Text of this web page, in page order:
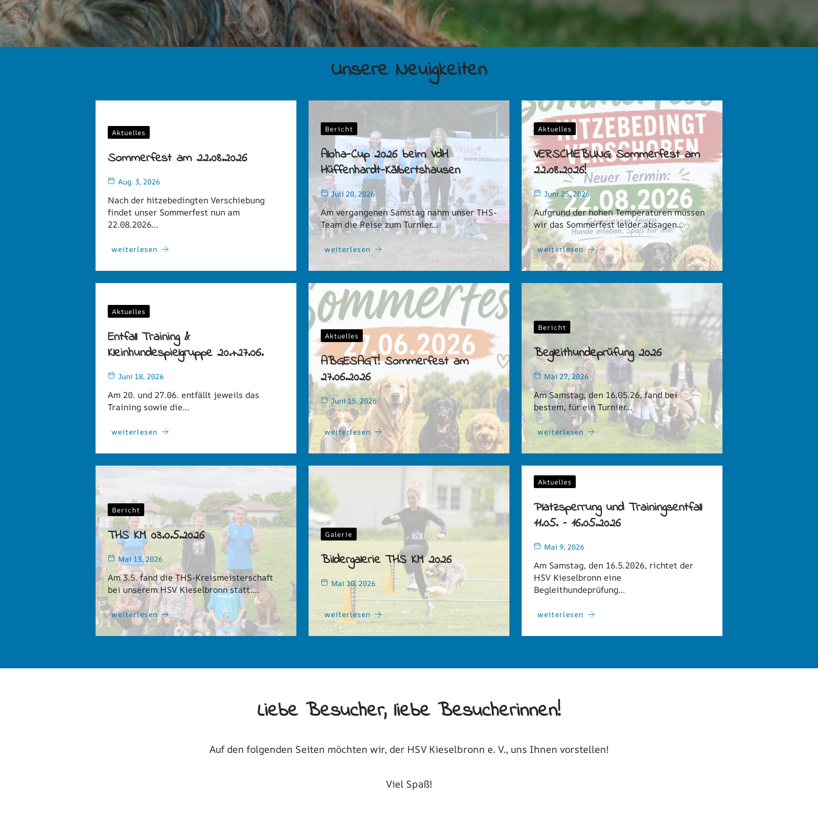
Unsere Neuigkeiten
Aktuelles
Sommerfest am 22.08.2026
Aug. 3, 2026
Nach der hitzebedingten Verschiebung
findet unser Sommerfest nun am
22.08.2026…
weiterlesen
Bericht
Aloha-Cup 2026 beim VdH
Hüffenhardt-Kälbertshausen
Juli 20, 2026
Am vergangenen Samstag nahm unser THS-
Team die Reise zum Turnier…
weiterlesen
Aktuelles
VERSCHIEBUNG: Sommerfest am
22.08.2026!
Juni 25, 2026
Aufgrund der hohen Temperaturen müssen
wir das Sommerfest leider absagen…
weiterlesen
Aktuelles
Entfall Training &
Kleinhundespielgruppe 20.+27.06.
Juni 18, 2026
Am 20. und 27.06. entfällt jeweils das
Training sowie die…
weiterlesen
Aktuelles
ABGESAGT! Sommerfest am
27.06.2026
Juni 15, 2026
weiterlesen
Bericht
Begleithundeprüfung 2026
Mai 27, 2026
Am Samstag, den 16.05.26, fand bei
bestem, für ein Turnier…
weiterlesen
Bericht
THS KM 03.0.5.2026
Mai 13, 2026
Am 3.5. fand die THS-Kreismeisterschaft
bei unserem HSV Kieselbronn statt.…
weiterlesen
Galerie
Bildergalerie THS KM 2026
Mai 10, 2026
weiterlesen
Aktuelles
Platzsperrung und Trainingsentfall
11.05. – 16.05.2026
Mai 9, 2026
Am Samstag, den 16.5.2026, richtet der
HSV Kieselbronn eine
Begleithundeprüfung…
weiterlesen
Liebe Besucher, liebe Besucherinnen!
Auf den folgenden Seiten möchten wir, der HSV Kieselbronn e. V., uns Ihnen vorstellen!
Viel Spaß!